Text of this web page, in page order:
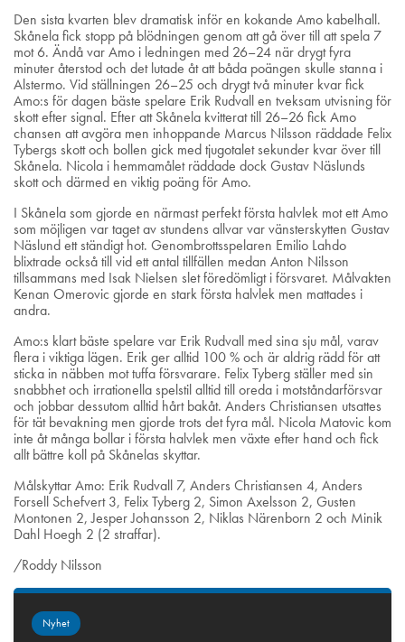
Den sista kvarten blev dramatisk inför en kokande Amo kabelhall.
Skånela fick stopp på blödningen genom att gå över till att spela 7
mot 6. Ändå var Amo i ledningen med 26–24 när drygt fyra
minuter återstod och det lutade åt att båda poängen skulle stanna i
Alstermo. Vid ställningen 26–25 och drygt två minuter kvar fick
Amo:s för dagen bäste spelare Erik Rudvall en tveksam utvisning för
skott efter signal. Efter att Skånela kvitterat till 26–26 fick Amo
chansen att avgöra men inhoppande Marcus Nilsson räddade Felix
Tybergs skott och bollen gick med tjugotalet sekunder kvar över till
Skånela. Nicola i hemmamålet räddade dock Gustav Näslunds
skott och därmed en viktig poäng för Amo.
I Skånela som gjorde en närmast perfekt första halvlek mot ett Amo
som möjligen var taget av stundens allvar var vänsterskytten Gustav
Näslund ett ständigt hot. Genombrottsspelaren Emilio Lahdo
blixtrade också till vid ett antal tillfällen medan Anton Nilsson
tillsammans med Isak Nielsen slet föredömligt i försvaret. Målvakten
Kenan Omerovic gjorde en stark första halvlek men mattades i
andra.
Amo:s klart bäste spelare var Erik Rudvall med sina sju mål, varav
flera i viktiga lägen. Erik ger alltid 100 % och är aldrig rädd för att
sticka in näbben mot tuffa försvarare. Felix Tyberg ställer med sin
snabbhet och irrationella spelstil alltid till oreda i motståndarförsvar
och jobbar dessutom alltid hårt bakåt. Anders Christiansen utsattes
för tät bevakning men gjorde trots det fyra mål. Nicola Matovic kom
inte åt många bollar i första halvlek men växte efter hand och fick
allt bättre koll på Skånelas skyttar.
Målskyttar Amo: Erik Rudvall 7, Anders Christiansen 4, Anders
Forsell Schefvert 3, Felix Tyberg 2, Simon Axelsson 2, Gusten
Montonen 2, Jesper Johansson 2, Niklas Närenborn 2 och Minik
Dahl Hoegh 2 (2 straffar).
/Roddy Nilsson
Nyhet